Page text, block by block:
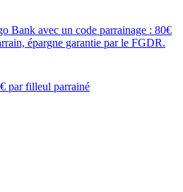
Bank avec un code parrainage : 80€
épargne garantie par le FGDR.
par filleul parrainé